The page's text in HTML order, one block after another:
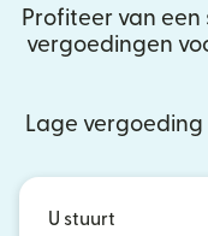
Profiteer van
vergoedingen
Lage vergoeding
U stuurt